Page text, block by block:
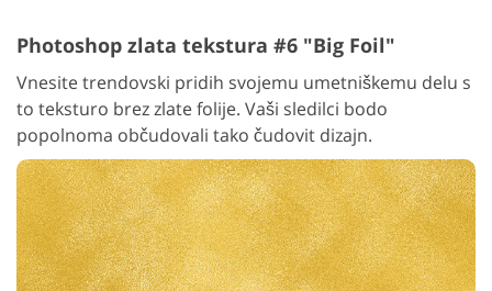
Photoshop zlata tekstura #6 "Big Foil"
Vnesite trendovski pridih svojemu umetniškemu delu s
to teksturo brez zlate folije. Vaši sledilci bodo
popolnoma občudovali tako čudovit dizajn.